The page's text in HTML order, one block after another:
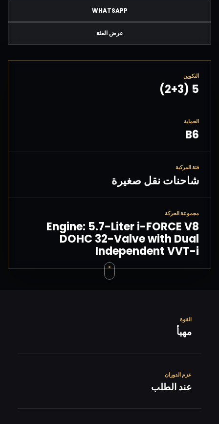
WHATSAPP
عرض الفئة
التكوين
5 (2+3)
الحماية
B6
فئة المركبة
شاحنات نقل صغيرة
مجموعة الحركة
Engine: 5.7-Liter i-FORCE V8
DOHC 32-Valve with Dual
Independent VVT-i
القوة
مهيأ
عزم الدوران
عند الطلب